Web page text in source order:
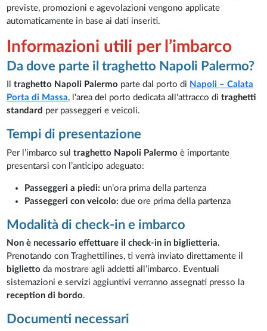
previste, promozioni e agevolazioni vengono applicate
automaticamente in base ai dati inseriti.
Informazioni utili per l’imbarco
Da dove parte il traghetto Napoli Palermo?
Iltraghetto Napoli Palermo parte dal porto di Napoli – Calata
Porta di Massa, l'area del porto dedicata all'attracco ditraghetti
standard per passeggeri e veicoli.
Tempi di presentazione
Per l’imbarco sultraghetto Napoli Palermo è importante
presentarsi con l’anticipo adeguato:
Passeggeri a piedi: un’ora prima della partenza
Passeggeri con veicolo: due ore prima della partenza
Modalità di check-in e imbarco
Non è necessario effettuare il check-in in biglietteria.
Prenotando con Traghettilines, ti verrà inviato direttamente il
biglietto da mostrare agli addetti all’imbarco. Eventuali
sistemazioni e servizi aggiuntivi verranno assegnati presso la
reception di bordo.
Documenti necessari